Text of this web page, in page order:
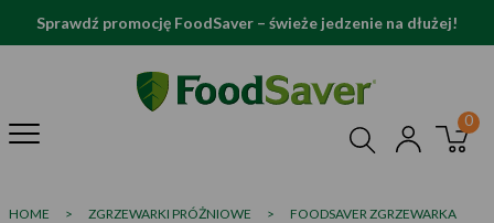
Sprawdź promocję FoodSaver – świeże jedzenie na dłużej!
HOME > ZGRZEWARKI PRÓŻNIOWE >
FOODSAVER ZGRZEWARKA